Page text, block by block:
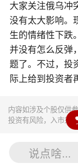
大家关注俄乌冲
没有太大影响。
生的情绪性下跌
并没有怎么反弹
题了。不过，投
际上给到投资者
内容如涉及个股仅供
投资有风险，入市须
说点啥...